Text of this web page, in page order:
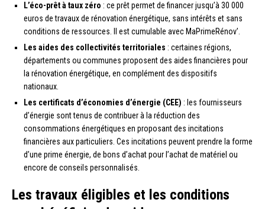
L’éco-prêt à taux zéro : ce prêt permet de financer jusqu’à 30 000
euros de travaux de rénovation énergétique, sans intérêts et sans
conditions de ressources. Il est cumulable avec MaPrimeRénov’.
Les aides des collectivités territoriales : certaines régions,
départements ou communes proposent des aides financières pour
la rénovation énergétique, en complément des dispositifs
nationaux.
Les certificats d’économies d’énergie (CEE) : les fournisseurs
d’énergie sont tenus de contribuer à la réduction des
consommations énergétiques en proposant des incitations
financières aux particuliers. Ces incitations peuvent prendre la forme
d’une prime énergie, de bons d’achat pour l’achat de matériel ou
encore de conseils personnalisés.
Les travaux éligibles et les conditions